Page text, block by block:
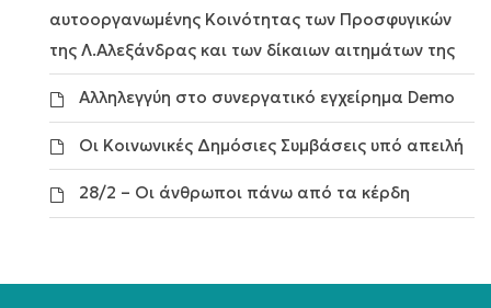
αυτοοργανωμένης Κοινότητας των Προσφυγικών
της Λ.Αλεξάνδρας και των δίκαιων αιτημάτων της
Αλληλεγγύη στο συνεργατικό εγχείρημα Demo
Οι Κοινωνικές Δημόσιες Συμβάσεις υπό απειλή
28/2 – Οι άνθρωποι πάνω από τα κέρδη